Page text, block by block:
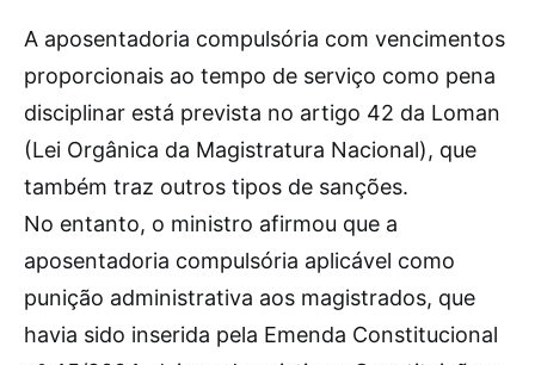
A aposentadoria compulsória com vencimentos
proporcionais ao tempo de serviço como pena
disciplinar está prevista no artigo 42 da Loman
(Lei Orgânica da Magistratura Nacional), que
também traz outros tipos de sanções.
No entanto, o ministro afirmou que a
aposentadoria compulsória aplicável como
punição administrativa aos magistrados, que
havia sido inserida pela Emenda Constitucional